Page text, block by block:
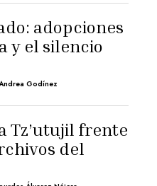
adopciones
y el silencio
Godínez
Tz’utujil frente
del